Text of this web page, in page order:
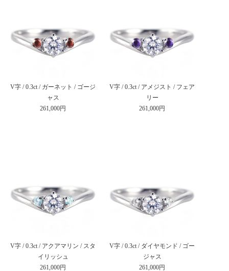
V字 / 0.3ct / ガーネット / ゴージ
ャス
261,000円
V字 / 0.3ct / アメジスト / フェア
リー
261,000円
V字 / 0.3ct / アクアマリン / スタ
イリッシュ
261,000円
V字 / 0.3ct / ダイヤモンド / ゴー
ジャス
261,000円